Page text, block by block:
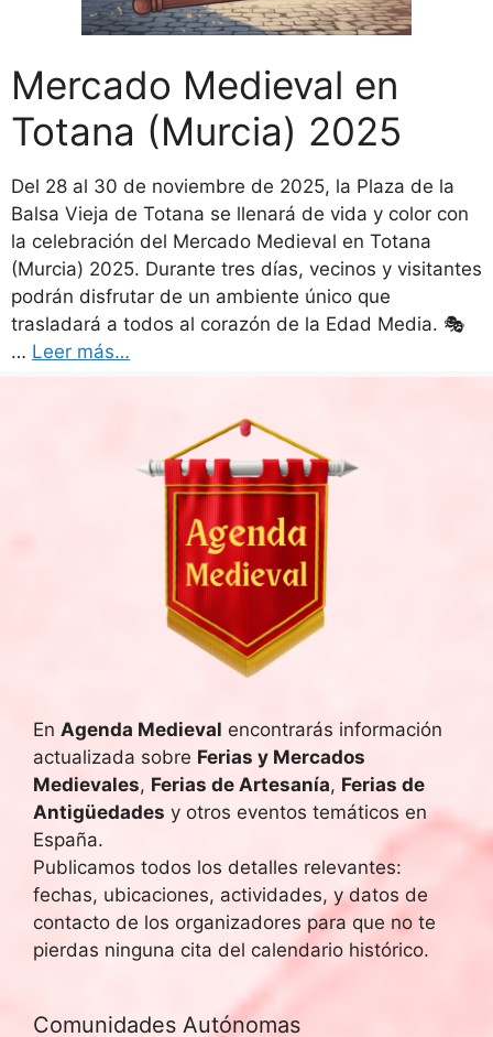
Mercado Medieval en
Totana (Murcia) 2025
Del 28 al 30 de noviembre de 2025, la Plaza de la
Balsa Vieja de Totana se llenará de vida y color con
la celebración del Mercado Medieval en Totana
(Murcia) 2025. Durante tres días, vecinos y visitantes
podrán disfrutar de un ambiente único que
trasladará a todos al corazón de la Edad Media. 🎭
… Leer más…
En Agenda Medieval encontrarás información
actualizada sobre Ferias y Mercados
Medievales, Ferias de Artesanía, Ferias de
Antigüedades y otros eventos temáticos en
España.
Publicamos todos los detalles relevantes:
fechas, ubicaciones, actividades, y datos de
contacto de los organizadores para que no te
pierdas ninguna cita del calendario histórico.
Comunidades Autónomas